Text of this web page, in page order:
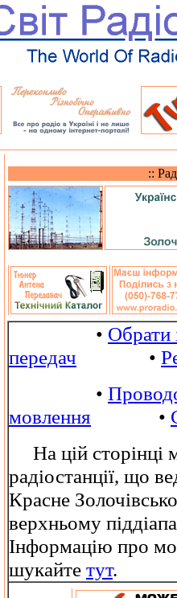
::
• Обрати
передач •
•
мовлення •
На цій сторінці
радіостанції, що
Красне
верхньому
Інформацію про
шукайте тут.